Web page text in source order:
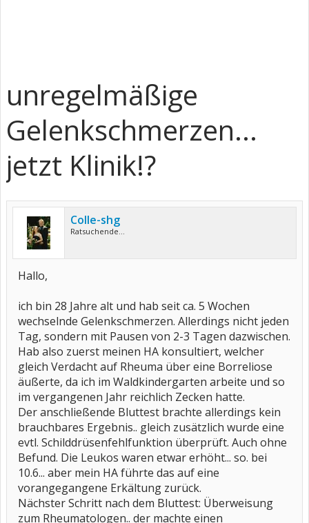
unregelmäßige
Gelenkschmerzen...
jetzt Klinik!?
Colle-shg
Ratsuchende...
Hallo,
ich bin 28 Jahre alt und hab seit ca. 5 Wochen
wechselnde Gelenkschmerzen. Allerdings nicht jeden
Tag, sondern mit Pausen von 2-3 Tagen dazwischen.
Hab also zuerst meinen HA konsultiert, welcher
gleich Verdacht auf Rheuma über eine Borreliose
äußerte, da ich im Waldkindergarten arbeite und so
im vergangenen Jahr reichlich Zecken hatte.
Der anschließende Bluttest brachte allerdings kein
brauchbares Ergebnis.. gleich zusätzlich wurde eine
evtl. Schilddrüsenfehlfunktion überprüft. Auch ohne
Befund. Die Leukos waren etwar erhöht... so. bei
10.6... aber mein HA führte das auf eine
vorangegangene Erkältung zurück.
Nächster Schritt nach dem Bluttest: Überweisung
zum Rheumatologen.. der machte einen